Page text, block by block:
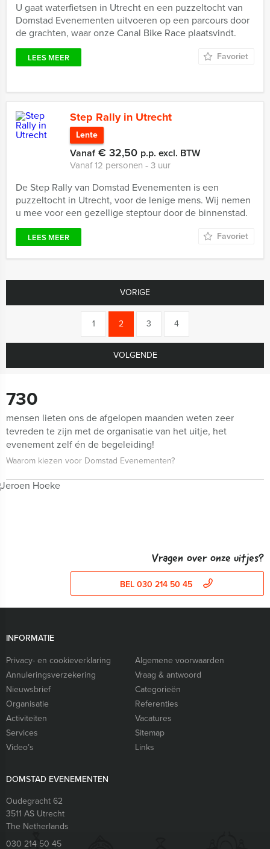
U gaat waterfietsen in Utrecht en een puzzeltocht van
Domstad Evenementen uitvoeren op een parcours door
de grachten, waar onze Canal Bike Race plaatsvindt.
LEES MEER Favoriet
Step Rally in Utrecht
Lente
Vanaf€ 32,50 p.p. excl. BTW
Vanaf 12 personen ‐ 3 uur
De Step Rally van Domstad Evenementen is een
puzzeltocht in Utrecht, voor de lenige mens. Wij nemen
u mee voor een gezellige steptour door de binnenstad.
LEES MEER Favoriet
VORIGE
1 2 3 4
VOLGENDE
730
mensen lieten ons de afgelopen maanden weten zeer
tevreden te zijn met de organisatie van het uitje, het
evenement zelf én de begeleiding!
Waarom kiezen voor Domstad Evenementen?
Vragen over onze uitjes?
BEL 030 214 50 45
INFORMATIE
Privacy- en cookieverklaring
Algemene voorwaarden
Annuleringsverzekering
Vraag & antwoord
Nieuwsbrief
Categorieën
Organisatie
Referenties
Activiteiten
Vacatures
Services
Sitemap
Video’s
Links
DOMSTAD EVENEMENTEN
Oudegracht 62
3511 AS Utrecht
The Netherlands
030 214 50 45